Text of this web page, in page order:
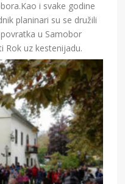
i svake godine
planinari su se družili
u Samobor
Rok uz kestenijadu.